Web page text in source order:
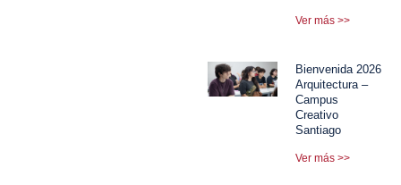
Ver más >>
Bienvenida 2026
Arquitectura –
Campus
Creativo
Santiago
Ver más >>